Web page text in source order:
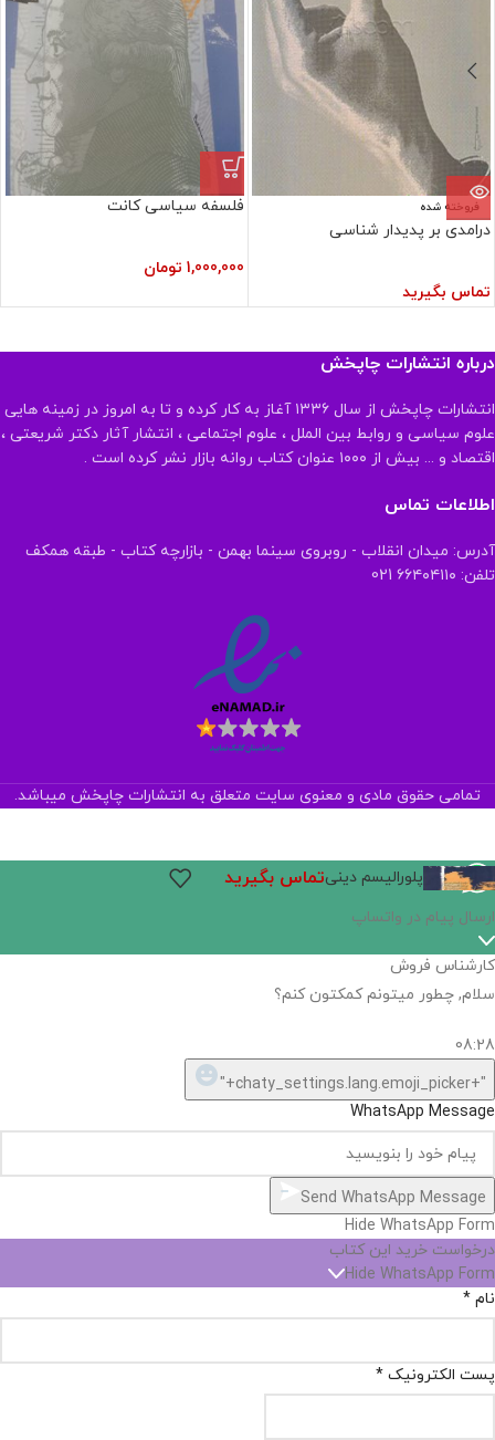
فروخته شده
درامدی بر پدیدار شناسی
تماس بگیرید
فلسفه سیاسی کانت
1,000,000 تومان
درباره انتشارات چاپخش
انتشارات چاپخش از سال ۱۳۳۶ آغاز به کار کرده و تا به امروز در زمینه هایی
علوم سیاسی و روابط بین الملل ، علوم اجتماعی ، انتشار آثار دکتر شریعتی ،
اقتصاد و ... بیش از ۱۰۰۰ عنوان کتاب روانه بازار نشر کرده است .
اطلاعات تماس
آدرس: میدان انقلاب - روبروی سینما بهمن - بازارچه کتاب - طبقه همکف
تلفن: ۶۶۴۰۴۱۱۰ 021
تمامی حقوق مادی و معنوی سایت متعلق به انتشارات چاپخش میباشد.
پلورالیسم دینیتماس بگیرید
اگر
نیست,
شاید
بتونیم
تهیه
Open
chaty
1
Hide
chaty
ارسال پیام در واتساپ
کارشناس فروش
سلام, چطور میتونم کمکتون کنم؟
08:28